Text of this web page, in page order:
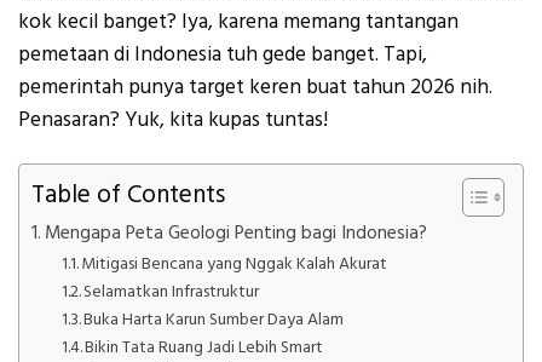
kok kecil banget? Iya, karena memang tantangan
pemetaan di Indonesia tuh gede banget. Tapi,
pemerintah punya target keren buat tahun 2026 nih.
Penasaran? Yuk, kita kupas tuntas!
Table of Contents
Mengapa Peta Geologi Penting bagi Indonesia?
Mitigasi Bencana yang Nggak Kalah Akurat
Selamatkan Infrastruktur
Buka Harta Karun Sumber Daya Alam
Bikin Tata Ruang Jadi Lebih Smart